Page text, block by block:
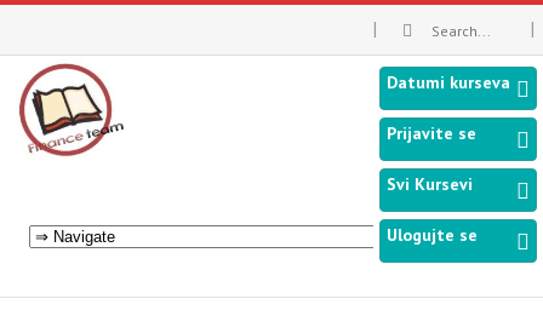
Datumi kurseva
Prijavite se
Svi Kursevi
Ulogujte se